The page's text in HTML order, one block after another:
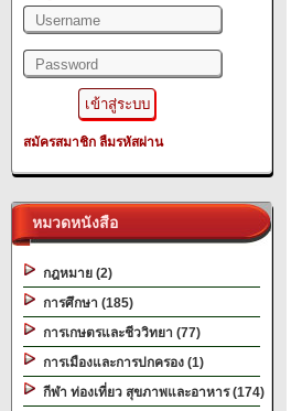
สมัครสมาชิก ลืมรหัสผ่าน
หมวดหนังสือ
กฎหมาย (2)
การศึกษา (185)
การเกษตรและชีววิทยา (77)
การเมืองและการปกครอง (1)
กีฬา ท่องเที่ยว สุขภาพและอาหาร (174)